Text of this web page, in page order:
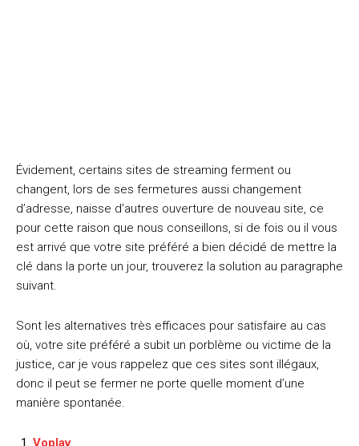
Évidement, certains sites de streaming ferment ou
changent, lors de ses fermetures aussi changement
d’adresse, naisse d’autres ouverture de nouveau site, ce
pour cette raison que nous conseillons, si de fois ou il vous
est arrivé que votre site préféré a bien décidé de mettre la
clé dans la porte un jour, trouverez la solution au paragraphe
suivant.
Sont les alternatives très efficaces pour satisfaire au cas
où, votre site préféré a subit un porblème ou victime de la
justice, car je vous rappelez que ces sites sont illégaux,
donc il peut se fermer ne porte quelle moment d’une
manière spontanée.
Voplav